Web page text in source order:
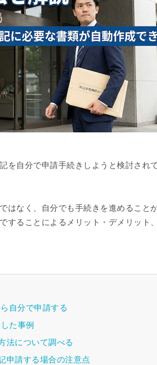
を自分で申請手続きしようと検討され
なく、自分でも手続きを進めることが
することによるメリット・デメリット
自分で申請する
た事例
法について調べる
申請する場合の注意点